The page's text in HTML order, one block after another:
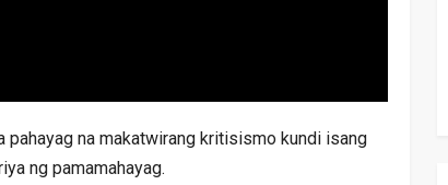
pahayag na makatwirang kritisismo kundi isang
ng pamamahayag.